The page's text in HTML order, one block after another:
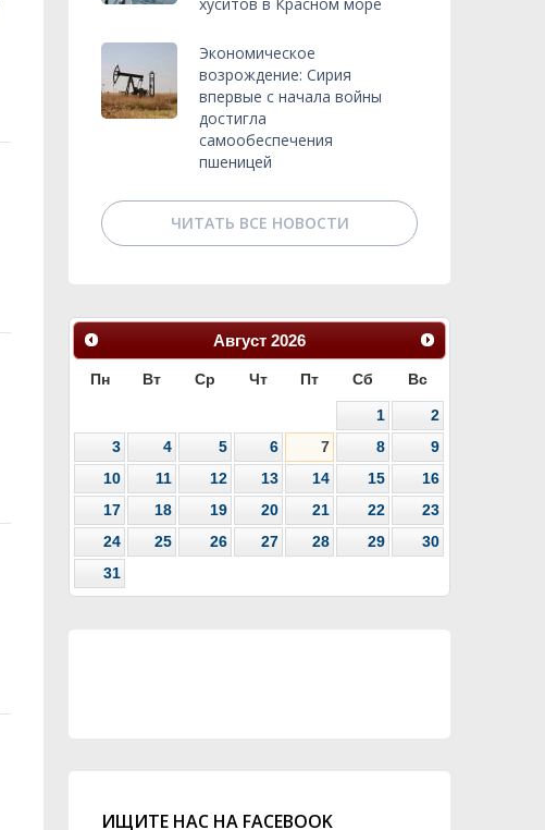
Экономическое
возрождение: Сирия
впервые с начала войны
достигла
самообеспечения
пшеницей
ЧИТАТЬ ВСЕ НОВОСТИ
Август 2026
Пн Вт Ср Чт Пт Сб Вс
1
2
3
4 5 6 7 8
9
10
11 12 13 14 15
16
17
18 19 20 21 22
23
24
25 26 27 28 29
30
31
ИЩИТЕ НАС НА FACEBOOK